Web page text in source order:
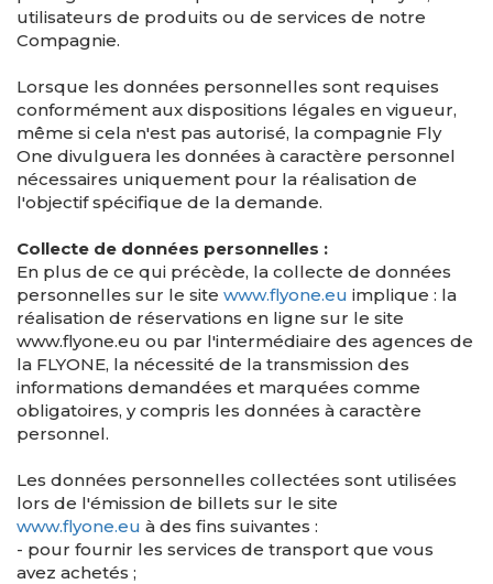
utilisateurs de produits ou de services de notre
Compagnie.
Lorsque les données personnelles sont requises
conformément aux dispositions légales en vigueur,
même si cela n'est pas autorisé, la compagnie Fly
One divulguera les données à caractère personnel
nécessaires uniquement pour la réalisation de
l'objectif spécifique de la demande.
Collecte de données personnelles :
En plus de ce qui précède, la collecte de données
personnelles sur le site www.flyone.eu implique : la
réalisation de réservations en ligne sur le site
www.flyone.eu ou par l'intermédiaire des agences de
la FLYONE, la nécessité de la transmission des
informations demandées et marquées comme
obligatoires, y compris les données à caractère
personnel.
Les données personnelles collectées sont utilisées
lors de l'émission de billets sur le site
www.flyone.eu à des fins suivantes :
- pour fournir les services de transport que vous
avez achetés ;